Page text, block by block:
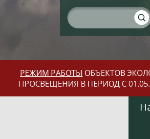
РЕЖИМ РАБОТЫ ОБЪЕКТОВ
ПРОСВЕЩЕНИЯ В ПЕРИОД С